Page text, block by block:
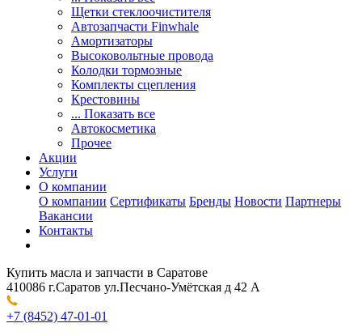
Щетки стеклоочистителя
Автозапчасти Finwhale
Амортизаторы
Высоковольтные провода
Колодки тормозные
Комплекты сцепления
Крестовины
... Показать все
Автокосметика
Прочее
Акции
Услуги
О компании
О компании Сертификаты Бренды Новости Партнеры
Вакансии
Контакты
Купить масла и запчасти в Саратове
410086 г.Саратов ул.Песчано-Умётская д 42 А
+7 (8452) 47-01-01